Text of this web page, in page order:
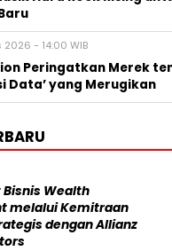
2026 - 14:00 WIB
Peringatkan Merek
Data’ yang Merugikan
Bisnis Wealth
melalui Kemitraan
dengan Allianz